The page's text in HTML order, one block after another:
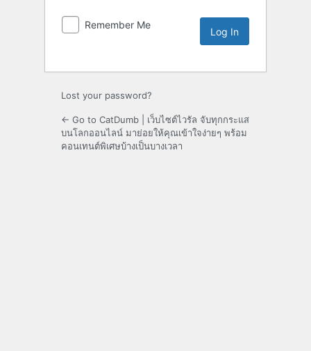
Remember Me
Lost your password?
← Go to CatDumb | เว็บไซต์ไวรัล จับทุกกระแส
บนโลกออนไลน์ มาย่อยให้คุณเข้าใจง่ายๆ พร้อม
คอนเทนต์พิเศษบ้างเป็นบางเวลา